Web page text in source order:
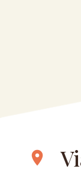
location_on